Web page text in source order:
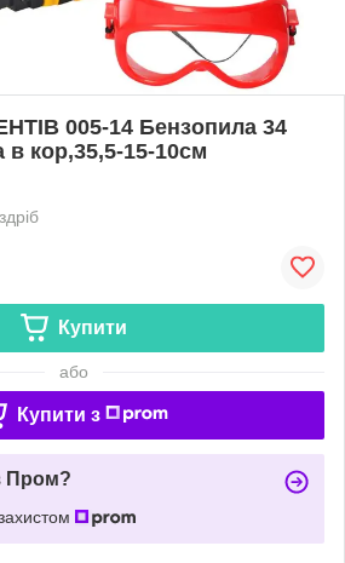
005-14 Бензопила 34
кор,35,5-15-10см
Купити
або
Купити з
Пром?